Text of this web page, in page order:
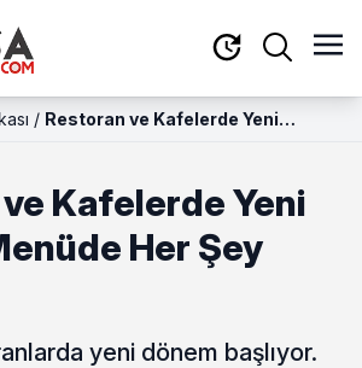
/ Restoran ve Kafelerde Yeni
Kafelerde Yeni
Her Şey
yeni dönem başlıyor.